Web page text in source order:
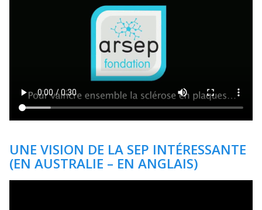
UNE VISION DE LA SEP INTÉRESSANTE
(EN AUSTRALIE – EN ANGLAIS)